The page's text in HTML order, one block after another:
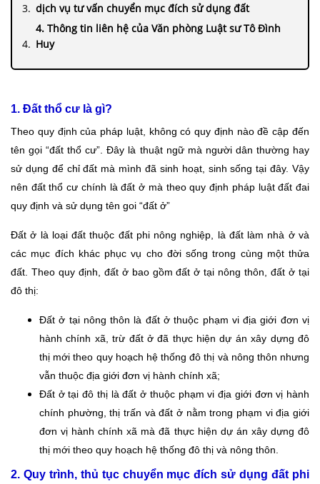
dịch vụ tư vấn chuyển mục đích sử dụng đất
4. Thông tin liên hệ của Văn phòng Luật sư Tô Đình
Huy
1. Đất thổ cư là gì?
Theo quy định của pháp luật, không có quy định nào đề cập đến
tên gọi “đất thổ cư”. Đây là thuật ngữ mà người dân thường hay
sử dụng để chỉ đất mà mình đã sinh hoạt, sinh sống tại đây. Vậy
nên đất thổ cư chính là đất ở mà theo quy định pháp luật đất đai
quy định và sử dụng tên goi “đất ở”
Đất ở là loại đất thuộc đất phi nông nghiệp, là đất làm nhà ở và
các mục đích khác phục vụ cho đời sống trong cùng một thửa
đất. Theo quy định, đất ở bao gồm đất ở tại nông thôn, đất ở tại
đô thị:
Đất ở tại nông thôn là đất ở thuộc phạm vi địa giới đơn vị
hành chính xã, trừ đất ở đã thực hiện dự án xây dựng đô
thị mới theo quy hoạch hệ thống đô thị và nông thôn nhưng
vẫn thuộc địa giới đơn vị hành chính xã;
Đất ở tại đô thị là đất ở thuộc phạm vi địa giới đơn vị hành
chính phường, thị trấn và đất ở nằm trong phạm vi địa giới
đơn vị hành chính xã mà đã thực hiện dự án xây dựng đô
thị mới theo quy hoạch hệ thống đô thị và nông thôn.
2. Quy trình, thủ tục chuyển mục đích sử dụng đất phi